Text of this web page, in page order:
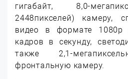
гигабайт, 8,0-
2448пикселей) камеру,
видео в формате
кадров в секунду,
также 2,1-
фронтальную камеру.